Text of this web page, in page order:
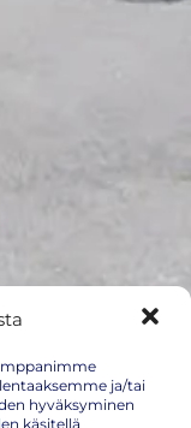
ja/tai
hyväksyminen
käsitellä